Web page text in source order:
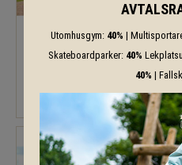
Melanie 10,7 m²
Utomhusgym: 40% |
Skateboardparker: 40%
40% |